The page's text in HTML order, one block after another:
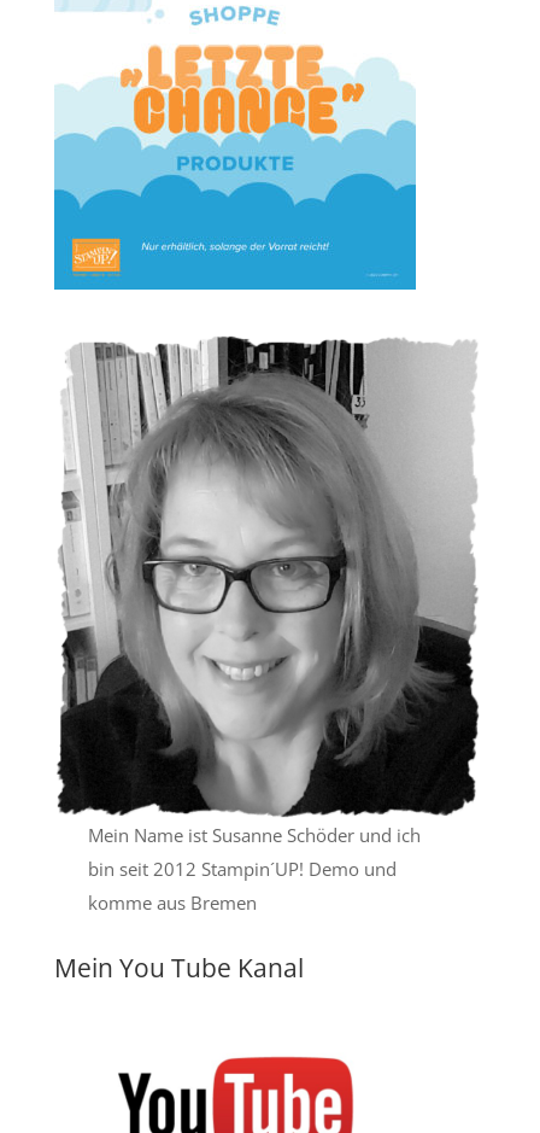
Mein Name ist Susanne Schöder und ich
bin seit 2012 Stampin´UP! Demo und
komme aus Bremen
Mein You Tube Kanal